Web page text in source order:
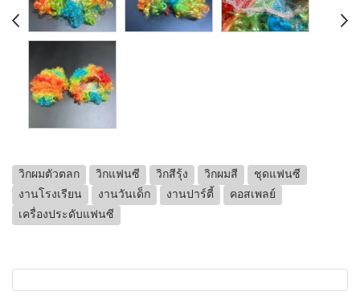
วิกผมตัวตลก วิกแฟนซี วิกสีรุ้ง วิกผมสี
ชุดแฟนซี
งานโรงเรียน
งานวันเด็ก งานปาร์ตี้
คอสเพลย์
เครื่องประดับแฟนซี